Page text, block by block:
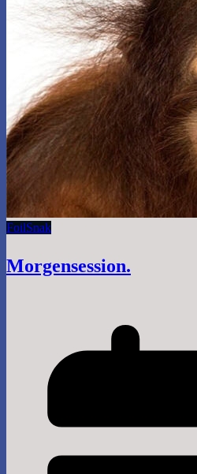
FoilSnak
Morgensession.